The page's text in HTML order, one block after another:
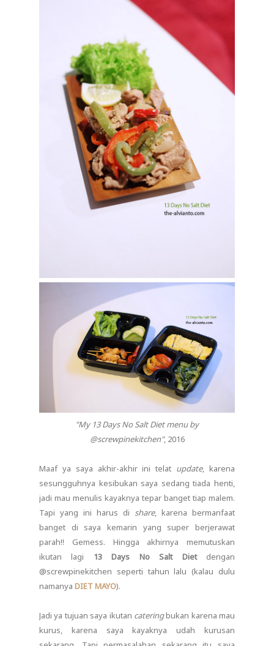
"My 13 Days No Salt Diet menu by
@screwpinekitchen", 2016
Maaf ya saya akhir-akhir ini telat update, karena
sesungguhnya kesibukan saya sedang tiada henti,
jadi mau menulis kayaknya tepar banget tiap malem.
Tapi yang ini harus di share, karena bermanfaat
banget di saya kemarin yang super berjerawat
parah!! Gemess. Hingga akhirnya memutuskan
ikutan lagi 13 Days No Salt Dietdengan
@screwpinekitchen seperti tahun lalu (kalau dulu
namanya DIET MAYO).
Jadi ya tujuan saya ikutan cateringbukan karena mau
kurus, karena saya kayaknya udah kurusan